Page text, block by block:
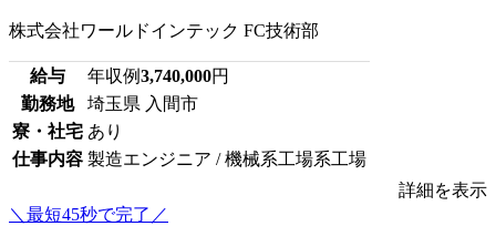
株式会社ワールドインテック FC技術部
給与 年収例3,740,000円
勤務地
埼玉県 入間市
寮・社宅 あり
仕事内容 製造エンジニア / 機械系工場系工場
詳細を表示
＼最短45秒で完了／